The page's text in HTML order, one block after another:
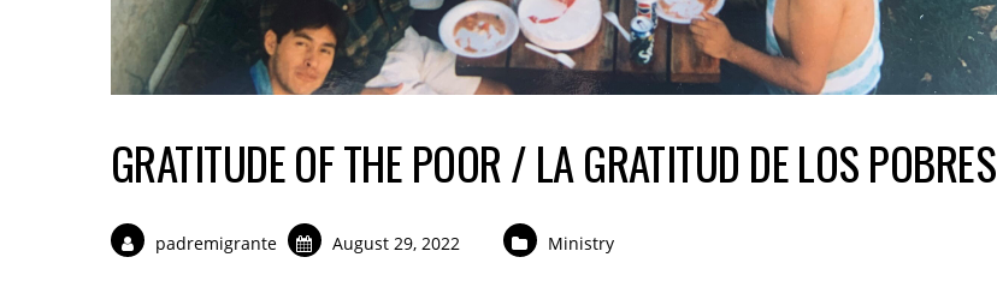
GRATITUDE OF THE POOR / LA GRATITUD DE LOS POBRES
padremigrante August 29, 2022 Ministry